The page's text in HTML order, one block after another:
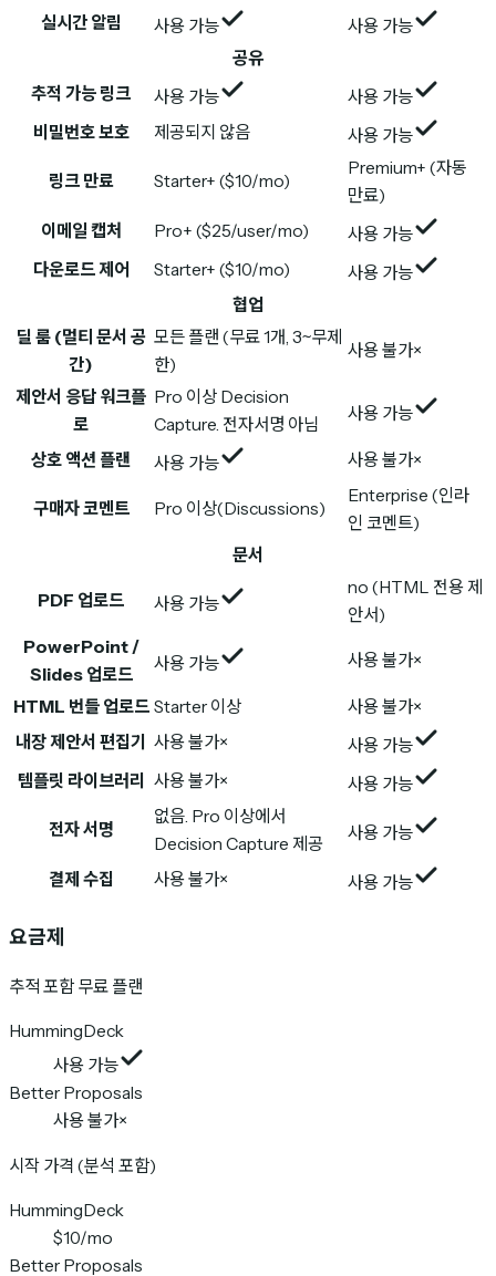
실시간 알림 사용 가능
사용 가능
공유
추적 가능 링크
사용 가능
사용 가능
비밀번호 보호
제공되지 않음 사용 가능
링크 만료 Starter+ ($10/mo)
Premium+ (자동
만료)
이메일 캡처
Pro+ ($25/user/mo)
사용 가능
다운로드 제어
Starter+ ($10/mo)
사용 가능
협업
딜 룸 (멀티 문서 공
간)
모든 플랜 (무료 1개, 3~무제
한)
사용 불가×
제안서 응답 워크플
로
Pro 이상 Decision
Capture. 전자서명 아님
사용 가능
상호 액션 플랜 사용 가능 사용 불가×
구매자 코멘트 Pro 이상(Discussions)
Enterprise (인라
인 코멘트)
문서
PDF 업로드 사용 가능
no (HTML 전용 제
안서)
PowerPoint /
Slides 업로드
사용 가능 사용 불가×
HTML 번들 업로드 Starter 이상 사용 불가×
내장 제안서 편집기
사용 불가×
사용 가능
템플릿 라이브러리
사용 불가× 사용 가능
전자 서명
없음. Pro 이상에서
Decision Capture 제공
사용 가능
결제 수집 사용 불가× 사용 가능
요금제
추적 포함 무료 플랜
HummingDeck
사용 가능
Better Proposals
사용 불가×
시작 가격 (분석 포함)
HummingDeck
$10/mo
Better Proposals